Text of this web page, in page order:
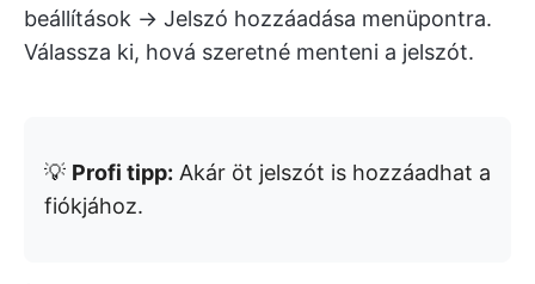
beállítások → Jelszó hozzáadása menüpontra.
Válassza ki, hová szeretné menteni a jelszót.
💡 Profi tipp: Akár öt jelszót is hozzáadhat a
fiókjához.